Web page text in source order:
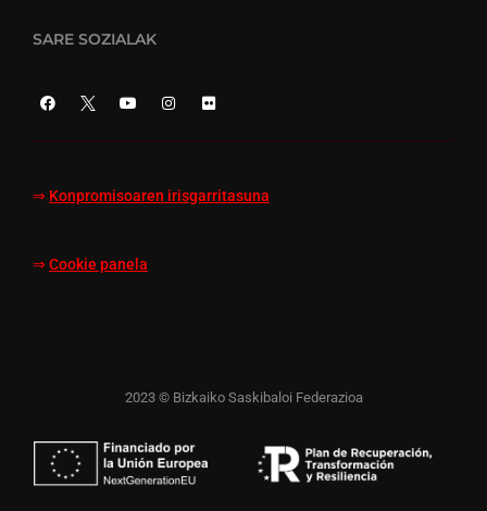
SARE SOZIALAK
⇒ Konpromisoaren irisgarritasuna
⇒ Cookie panela
2023 © Bizkaiko Saskibaloi Federazioa